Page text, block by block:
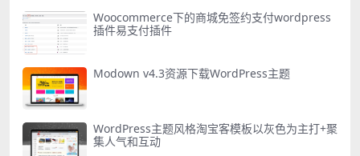
Woocommerce下的商城免签约支付wordpress
插件易支付插件
Modown v4.3资源下载WordPress主题
WordPress主题风格淘宝客模板以灰色为主打+聚
集人气和互动